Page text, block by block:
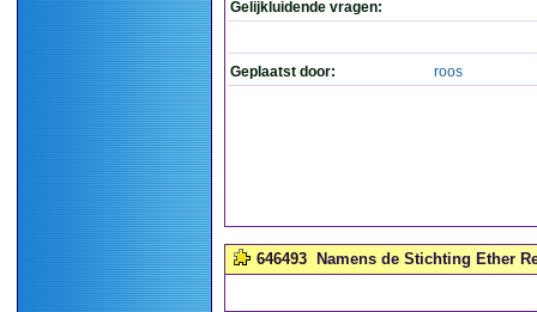
Gelijkluidende vragen:
Geplaatst door: roos
646493 Namens de Stichting Ether